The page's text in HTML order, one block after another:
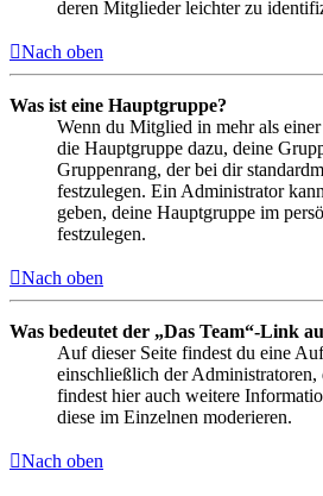
deren Mitglieder leichter zu
Nach oben
Was ist eine Hauptgruppe?
Wenn du Mitglied in mehr als
die Hauptgruppe dazu, deine
Gruppenrang, der bei dir
festzulegen. Ein Administrator
geben, deine Hauptgruppe im
festzulegen.
Nach oben
Was bedeutet der „Das Team“-Link
Auf dieser Seite findest du eine
einschließlich der
findest hier auch weitere
diese im Einzelnen moderieren.
Nach oben